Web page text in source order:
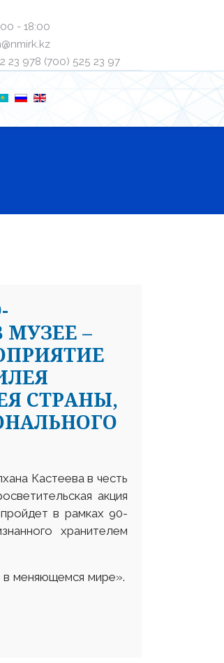
- 18:00
23 97ㅤㅤ8 (700) 525 23 97
–
СТРАНЫ,
Кастеева в честь
акция
в рамках 90-
хранителем
меняющемся мире».